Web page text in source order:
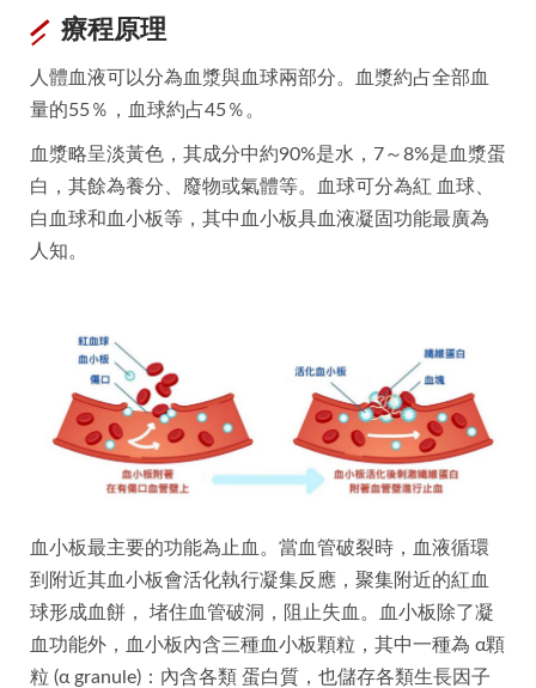
療程原理
人體血液可以分為血漿與血球兩部分。血漿約占全部血
量的55％，血球約占45％。
血漿略呈淡黃色，其成分中約90%是水，7～8%是血漿蛋
白，其餘為養分、廢物或氣體等。血球可分為紅 血球、
白血球和血小板等，其中血小板具血液凝固功能最廣為
人知。
血小板最主要的功能為止血。當血管破裂時，血液循環
到附近其血小板會活化執行凝集反應，聚集附近的紅血
球形成血餅， 堵住血管破洞，阻止失血。血小板除了凝
血功能外，血小板內含三種血小板顆粒，其中一種為 α顆
粒 (α granule)：內含各類 蛋白質，也儲存各類生長因子